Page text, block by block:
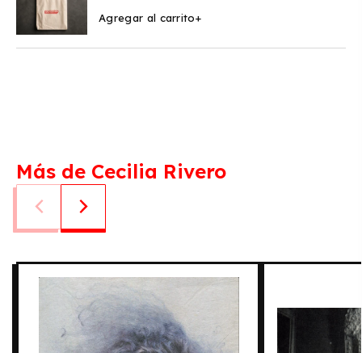
Agregar al carrito+
Más de Cecilia Rivero